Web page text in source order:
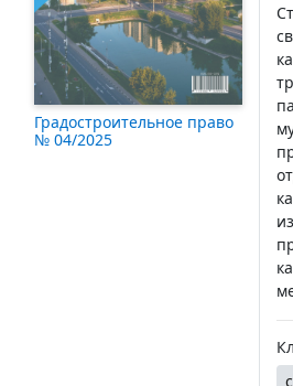
Градостроительное право
№ 04/2025